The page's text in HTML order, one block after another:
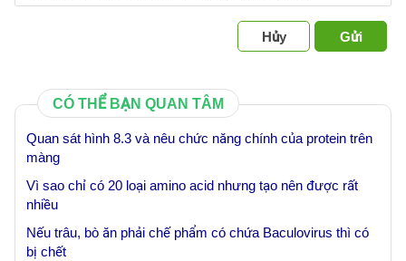
Hủy Gửi
CÓ THỂ BẠN QUAN TÂM
Quan sát hình 8.3 và nêu chức năng chính của protein trên
màng
Vì sao chỉ có 20 loại amino acid nhưng tạo nên được rất
nhiều
Nếu trâu, bò ăn phải chế phẩm có chứa Baculovirus thì có
bị chết